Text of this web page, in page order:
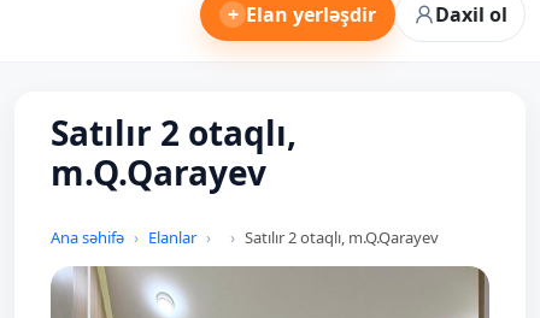
+ Elan yerləşdir Daxil ol
Satılır 2 otaqlı,
m.Q.Qarayev
Ana səhifə Elanlar Satılır 2 otaqlı, m.Q.Qarayev